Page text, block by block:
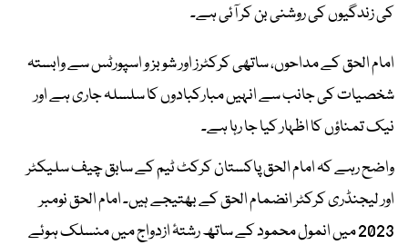
کی زندگیوں کی روشنی بن کر آئی ہے۔
امام الحق کے مداحوں، ساتھی کرکٹرز اور شوبز و اسپورٹس سے وابستہ
شخصیات کی جانب سے انہیں مبارکبادوں کا سلسلہ جاری ہے اور
نیک تمناؤں کا اظہار کیا جا رہا ہے۔
واضح رہے کہ امام الحق پاکستان کرکٹ ٹیم کے سابق چیف سلیکٹر
اور لیجنڈری کرکٹر انضمام الحق کے بھتیجے ہیں۔ امام الحق نومبر
2023 میں انمول محمود کے ساتھ رشتۂ ازدواج میں منسلک ہوئے